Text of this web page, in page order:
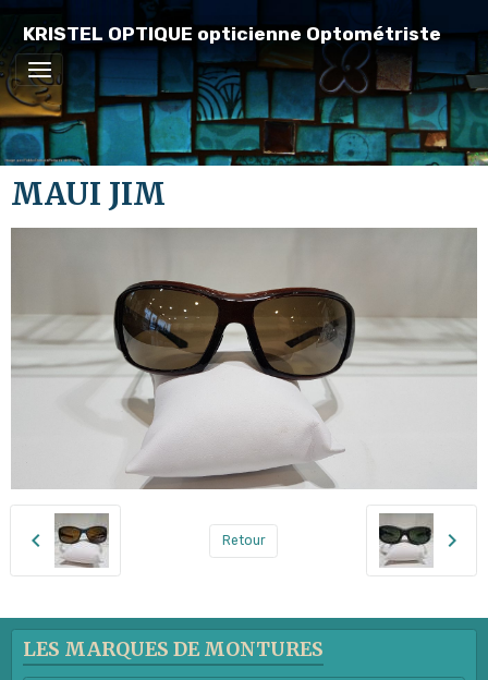
KRISTEL OPTIQUE opticienne Optométriste
MAUI JIM
Retour
LES MARQUES DE MONTURES